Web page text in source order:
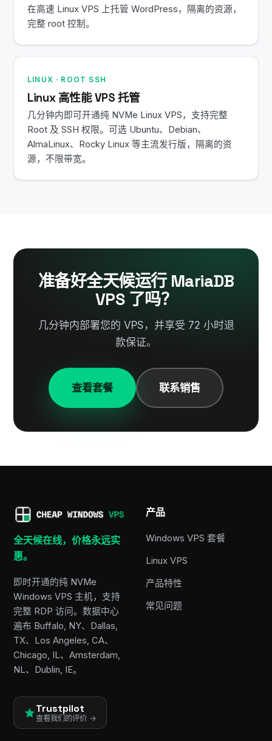
在高速 Linux VPS 上托管 WordPress，隔离的资源，
完整 root 控制。
LINUX · ROOT SSH
Linux 高性能 VPS 托管
几分钟内即可开通纯 NVMe Linux VPS，支持完整
Root 及 SSH 权限。可选 Ubuntu、Debian、
AlmaLinux、Rocky Linux 等主流发行版，隔离的资
源，不限带宽。
准备好全天候运行 MariaDB
VPS 了吗？
几分钟内部署您的 VPS，并享受 72 小时退
款保证。
查看套餐 联系销售
全天候在线，价格永远实
惠。
即时开通的纯 NVMe
Windows VPS 主机，支持
完整 RDP 访问。数据中心
遍布 Buffalo, NY、Dallas,
TX、Los Angeles, CA、
Chicago, IL、Amsterdam,
NL、Dublin, IE。
Trustpilot
查看我们的评价 →
产品
Windows VPS 套餐
Linux VPS
产品特性
常见问题